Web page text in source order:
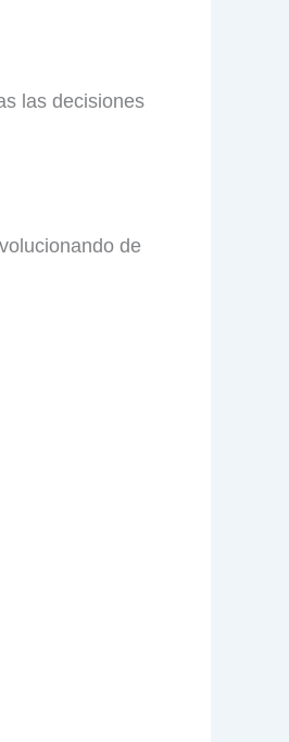
las decisiones
de